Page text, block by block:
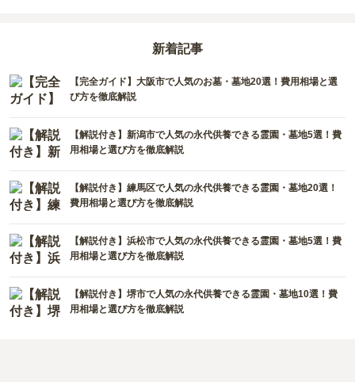
新着記事
【完全ガイド】大阪市で人気のお墓・墓地20選！費用相場と選
び方を徹底解説
【解説付き】新潟市で人気の永代供養できる霊園・墓地5選！費
用相場と選び方を徹底解説
【解説付き】練馬区で人気の永代供養できる霊園・墓地20選！
費用相場と選び方を徹底解説
【解説付き】浜松市で人気の永代供養できる霊園・墓地5選！費
用相場と選び方を徹底解説
【解説付き】堺市で人気の永代供養できる霊園・墓地10選！費
用相場と選び方を徹底解説